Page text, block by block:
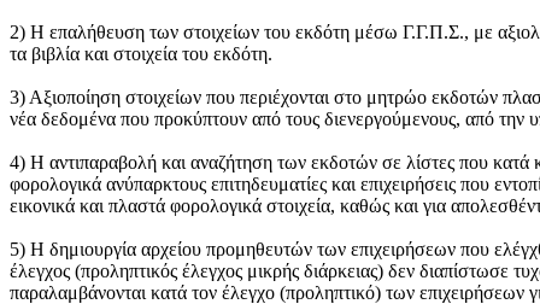
2) Η επαλήθευση των στοιχείων του εκδότη μέσω Γ.Γ.Π.Σ., με
τα βιβλία και στοιχεία του εκδότη.
3) Αξιοποίηση στοιχείων που περιέχονται στο μητρώο εκδοτών
νέα δεδομένα που προκύπτουν από τους διενεργούμενους, από την
4) Η αντιπαραβολή και αναζήτηση των εκδοτών σε λίστες που
φορολογικά ανύπαρκτους επιτηδευματίες και επιχειρήσεις που
εικονικά και πλαστά φορολογικά στοιχεία, καθώς και για
5) Η δημιουργία αρχείου προμηθευτών των επιχειρήσεων που
έλεγχος (προληπτικός έλεγχος μικρής διάρκειας) δεν διαπίστωσε
παραλαμβάνονται κατά τον έλεγχο (προληπτικό) των επιχειρήσεων